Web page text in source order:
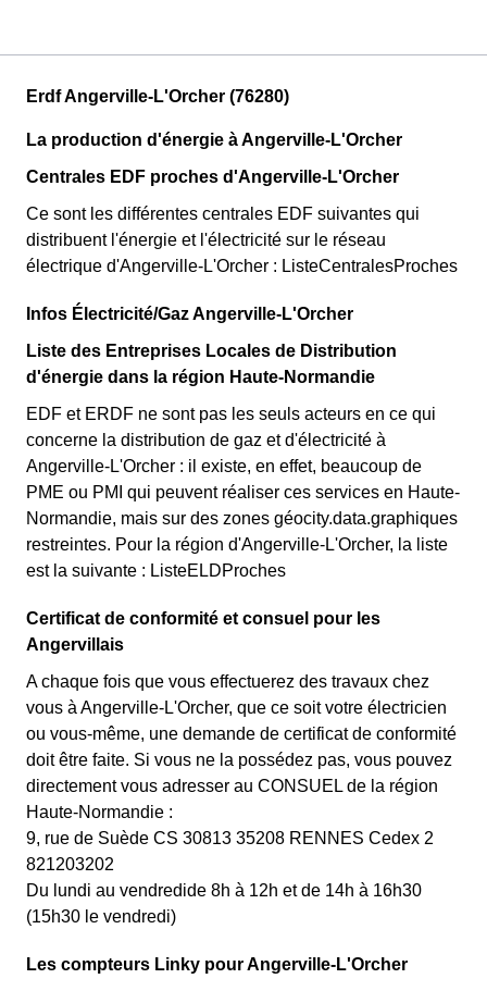
Erdf Angerville-L'Orcher (76280)
La production d'énergie à Angerville-L'Orcher
Centrales EDF proches d'Angerville-L'Orcher
Ce sont les différentes centrales EDF suivantes qui
distribuent l'énergie et l'électricité sur le réseau
électrique d'Angerville-L'Orcher : ListeCentralesProches
Infos Électricité/Gaz Angerville-L'Orcher
Liste des Entreprises Locales de Distribution
d'énergie dans la région Haute-Normandie
EDF et ERDF ne sont pas les seuls acteurs en ce qui
concerne la distribution de gaz et d'électricité à
Angerville-L'Orcher : il existe, en effet, beaucoup de
PME ou PMI qui peuvent réaliser ces services en Haute-
Normandie, mais sur des zones géocity.data.graphiques
restreintes. Pour la région d'Angerville-L'Orcher, la liste
est la suivante : ListeELDProches
Certificat de conformité et consuel pour les
Angervillais
A chaque fois que vous effectuerez des travaux chez
vous à Angerville-L'Orcher, que ce soit votre électricien
ou vous-même, une demande de certificat de conformité
doit être faite. Si vous ne la possédez pas, vous pouvez
directement vous adresser au CONSUEL de la région
Haute-Normandie :
9, rue de Suède CS 30813 35208 RENNES Cedex 2
821203202
Du lundi au vendredide 8h à 12h et de 14h à 16h30
(15h30 le vendredi)
Les compteurs Linky pour Angerville-L'Orcher